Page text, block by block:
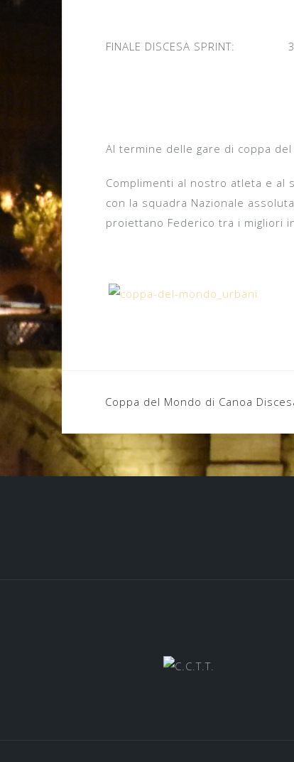
FINALE DISCESA SPRINT: 33°
Al termine delle gare di coppa
Complimenti al nostro atleta e al
con la squadra Nazionale
proiettano Federico tra i migliori
Navigazione
Coppa del Mondo di Canoa